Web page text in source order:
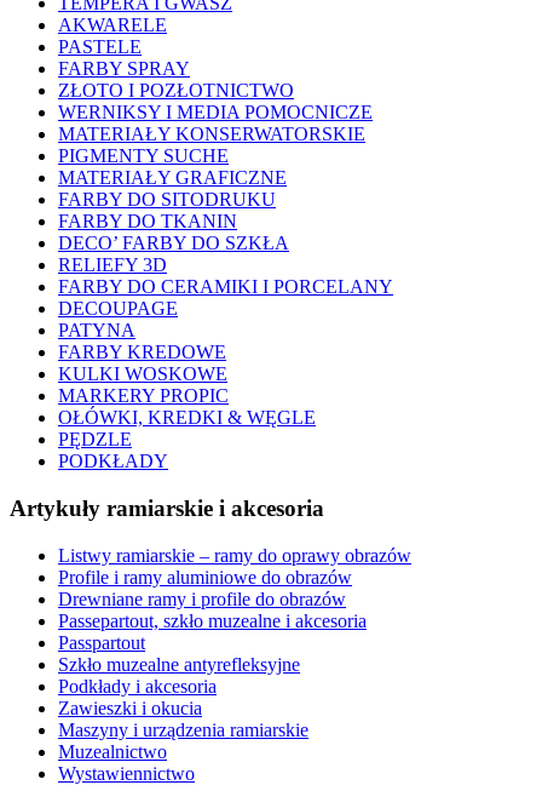
AKWARELE
PASTELE
FARBY SPRAY
ZŁOTO I POZŁOTNICTWO
WERNIKSY I MEDIA POMOCNICZE
MATERIAŁY KONSERWATORSKIE
PIGMENTY SUCHE
MATERIAŁY GRAFICZNE
FARBY DO SITODRUKU
FARBY DO TKANIN
DECO’ FARBY DO SZKŁA
RELIEFY 3D
FARBY DO CERAMIKI I PORCELANY
DECOUPAGE
PATYNA
FARBY KREDOWE
KULKI WOSKOWE
MARKERY PROPIC
OŁÓWKI, KREDKI & WĘGLE
PĘDZLE
PODKŁADY
Artykuły ramiarskie i akcesoria
Listwy ramiarskie – ramy do oprawy obrazów
Profile i ramy aluminiowe do obrazów
Drewniane ramy i profile do obrazów
Passepartout, szkło muzealne i akcesoria
Passpartout
Szkło muzealne antyrefleksyjne
Podkłady i akcesoria
Zawieszki i okucia
Maszyny i urządzenia ramiarskie
Muzealnictwo
Wystawiennictwo